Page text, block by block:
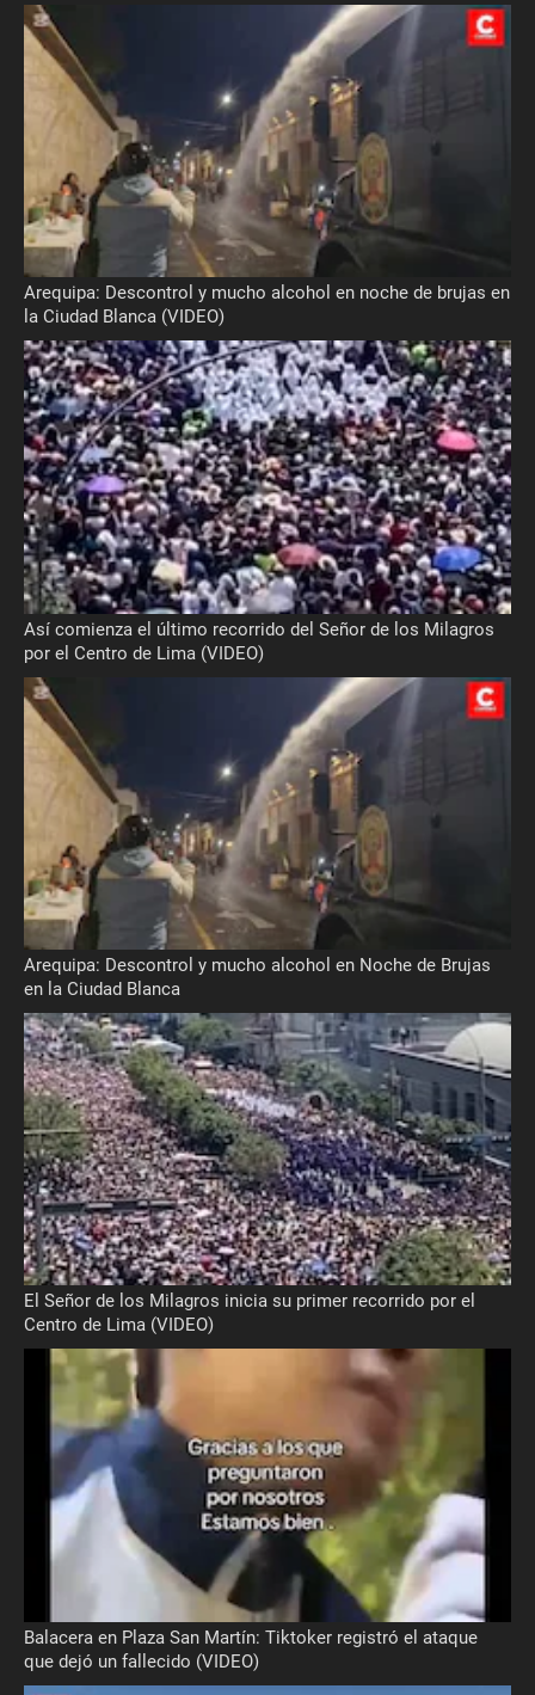
Arequipa: Descontrol y mucho alcohol en noche de brujas en
la Ciudad Blanca (VIDEO)
Así comienza el último recorrido del Señor de los Milagros
por el Centro de Lima (VIDEO)
Arequipa: Descontrol y mucho alcohol en Noche de Brujas
en la Ciudad Blanca
El Señor de los Milagros inicia su primer recorrido por el
Centro de Lima (VIDEO)
Balacera en Plaza San Martín: Tiktoker registró el ataque
que dejó un fallecido (VIDEO)